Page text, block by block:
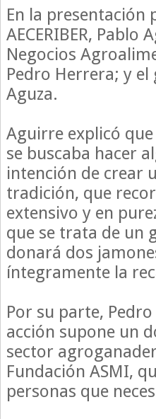
En la presentación
AECERIBER,
Negocios
Pedro Herrera; y el
Aguza.
Aguirre explicó
se buscaba hacer
intención de crear
tradición, que
extensivo y en
que se trata de un
donará dos
íntegramente la
Por su parte,
acción supone un
sector
Fundación ASMI,
personas que